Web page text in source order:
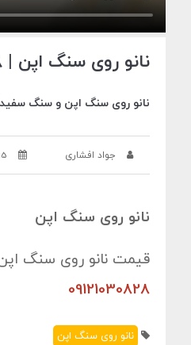
نانو روی سنگ اپن | 09121030828
نانو روی سنگ اپن و سنگ
جواد افشاری
نانو روی سنگ اپن
قیمت نانو روی سنگ
09121030828
نانو روی سنگ اپن